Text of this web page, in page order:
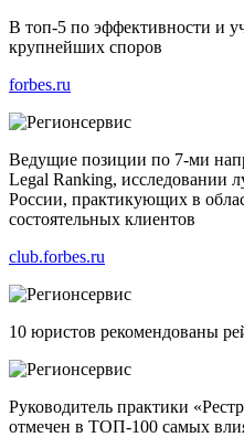
В топ-5 по эффективности и
крупнейших споров
forbes.ru
Ведущие позиции по 7-ми
Legal Ranking, исследовании
России, практикующих в
состоятельных клиентов
club.forbes.ru
10 юристов рекомендованы
Руководитель практики
отмечен в ТОП-100 самых